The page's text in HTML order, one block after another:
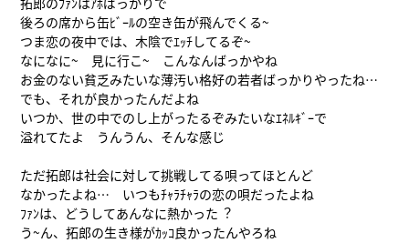
後ろの席から缶ﾋﾞｰﾙの空き缶が飛んでくる~
つま恋の夜中では、木陰でｴｯﾁしてるぞ~
なになに~ 見に行こ~ こんなんばっかやね
お金のない貧乏みたいな薄汚い格好の若者ばっかりやったね…
でも、それが良かったんだよね
いつか、世の中でのし上がったるぞみたいなｴﾈﾙｷﾞｰで
溢れてたよ うんうん、そんな感じ
ただ拓郎は社会に対して挑戦してる唄ってほとんど
なかったよね… いつもﾁｬﾗﾁｬﾗの恋の唄だったよね
ﾌｧﾝは、どうしてあんなに熱かった︖
う~ん、拓郎の生き様がｶｯｺ良かったんやろね